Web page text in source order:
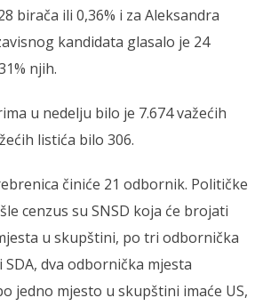
birača ili 0,36% i za Aleksandra
kandidata glasalo je 24
njih.
u nedelju bilo je 7.674 važećih
listića bilo 306.
činiće 21 odbornik. Političke
cenzus su SNSD koja će brojati
u skupštini, po tri odbornička
SDA, dva odbornička mjesta
jedno mjesto u skupštini imaće US,